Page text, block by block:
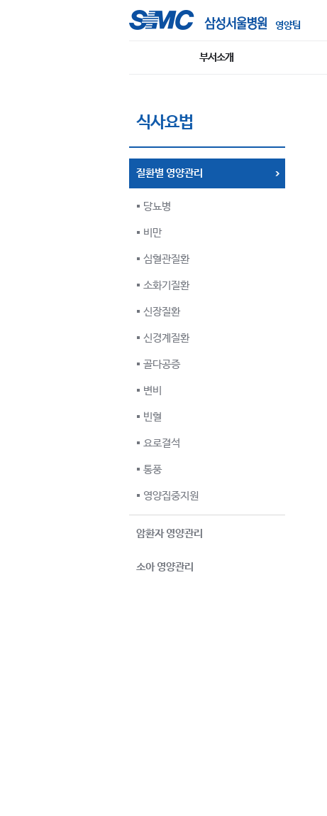
영양팀
부서소개
식사요법
질환별 영양관리
당뇨병
비만
심혈관질환
소화기질환
신장질환
신경계질환
골다공증
변비
빈혈
요로결석
통풍
영양집중지원
암환자 영양관리
소아 영양관리